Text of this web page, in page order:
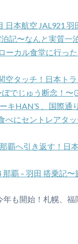
日本航空 JAL921 羽
記〜なんと実質
ーカル食堂に行っ
空タッチ！日本ト
でじゅう断念！〜
キHAN’S 、国際通
べにセントレアタ
覇へ引き返す！日
那覇 – 羽田 搭乗記
年も開始！札幌、